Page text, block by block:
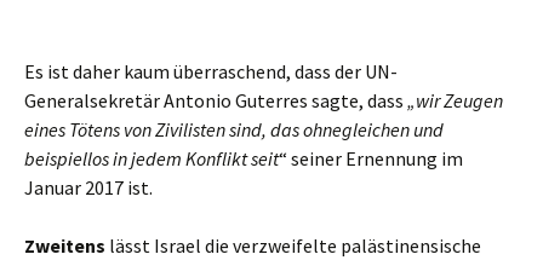
Es ist daher kaum überraschend, dass der UN-
Generalsekretär Antonio Guterres sagte, dass „wir Zeugen
eines Tötens von Zivilisten sind, das ohnegleichen und
beispiellos in jedem Konflikt seit“ seiner Ernennung im
Januar 2017 ist.
Zweitens lässt Israel die verzweifelte palästinensische